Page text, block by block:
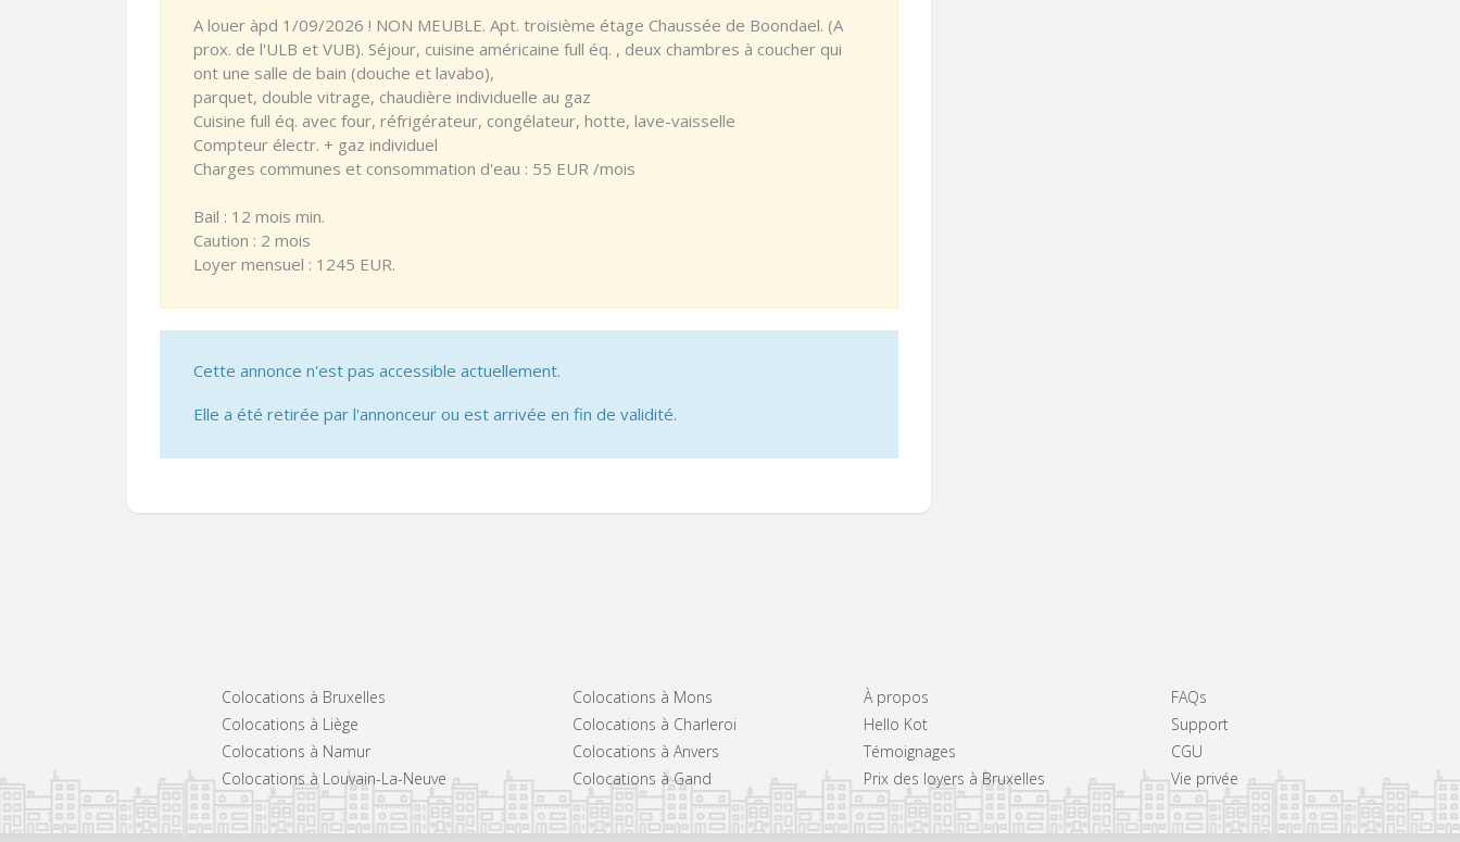
A louer àpd 1/09/2026 ! NON MEUBLE. Apt. troisième étage Chaussée de Boondael. (A
prox. de l'ULB et VUB). Séjour, cuisine américaine full éq. , deux chambres à coucher qui
ont une salle de bain (douche et lavabo),
parquet, double vitrage, chaudière individuelle au gaz
Cuisine full éq. avec four, réfrigérateur, congélateur, hotte, lave-vaisselle
Compteur électr. + gaz individuel
Charges communes et consommation d'eau : 55 EUR /mois
Bail : 12 mois min.
Caution : 2 mois
Loyer mensuel : 1245 EUR.
Cette annonce n'est pas accessible actuellement.
Elle a été retirée par l'annonceur ou est arrivée en fin de validité.
Colocations à Bruxelles
Colocations à Liège
Colocations à Namur
Colocations à Louvain-La-Neuve
Colocations à Mons
Colocations à Charleroi
Colocations à Anvers
Colocations à Gand
À propos
Hello Kot
Témoignages
Prix des loyers à Bruxelles
FAQs
Support
CGU
Vie privée